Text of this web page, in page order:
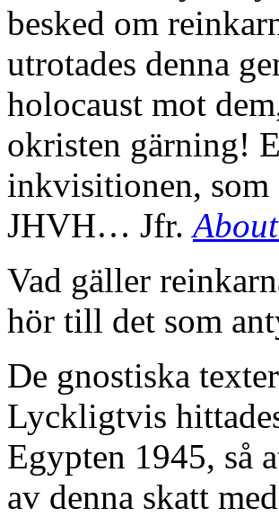
besked om
utrotades denna
holocaust mot
okristen gärning!
inkvisitionen, som
JHVH… Jfr.
Vad gäller
hör till det som
De gnostiska
Lyckligtvis
Egypten 1945, så
av denna skatt